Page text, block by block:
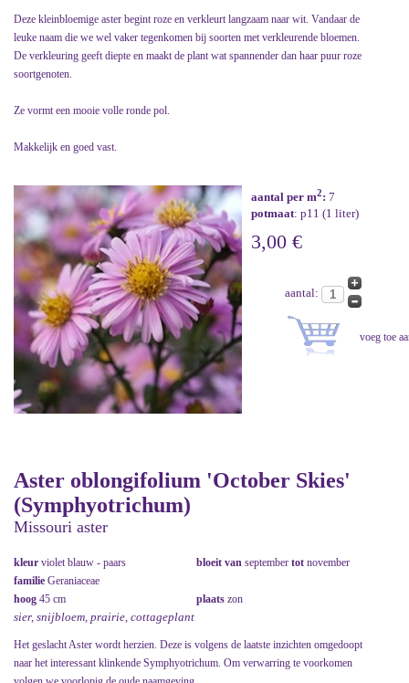
Deze kleinbloemige aster begint roze en verkleurt langzaam naar wit. Vandaar de
leuke naam die we wel vaker tegenkomen bij soorten met verkleurende bloemen.
De verkleuring geeft diepte en maakt de plant wat spannender dan haar puur roze
soortgenoten.
Ze vormt een mooie volle ronde pol.
Makkelijk en goed vast.
aantal per m2: 7
potmaat: p11 (1 liter)
3,00 €
aantal:
Aster oblongifolium 'October Skies'
(Symphyotrichum)
Missouri aster
kleur violet blauw - paars bloeit van september tot november
familie Geraniaceae
hoog 45 cm plaats zon
sier, snijbloem, prairie, cottageplant
Het geslacht Aster wordt herzien. Deze is volgens de laatste inzichten omgedoopt
naar het interessant klinkende Symphyotrichum. Om verwarring te voorkomen